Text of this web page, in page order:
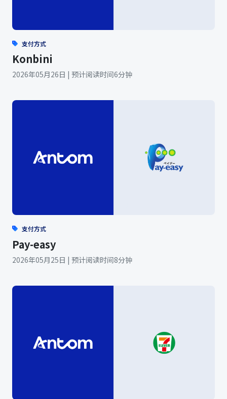
支付方式
Konbini
2026年05月26日 | 预计阅读时间6分钟
支付方式
Pay-easy
2026年05月25日 | 预计阅读时间8分钟